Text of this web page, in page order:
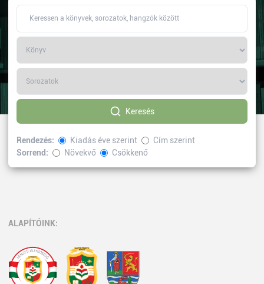
Keresés
Rendezés: Kiadás éve szerint
Cím szerint
Sorrend:
Növekvő Csökkenő
Kiválasztott címke:Irodalomelmélet
ALAPÍTÓINK: